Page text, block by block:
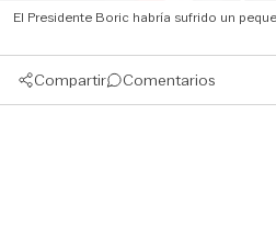
El Presidente Boric habría sufrido un
Compartir Comentarios